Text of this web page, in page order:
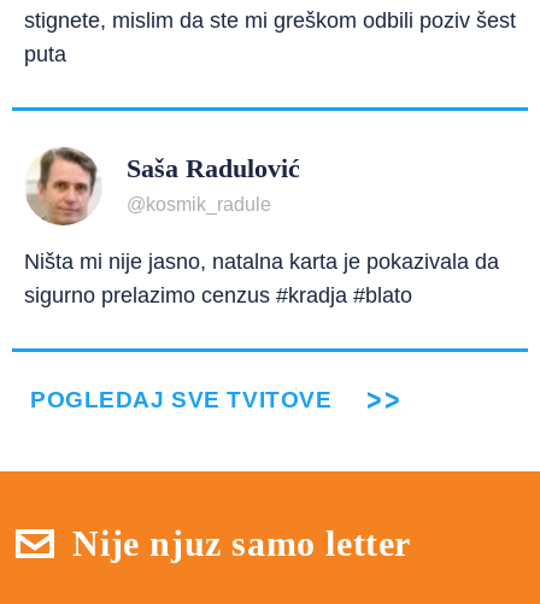
stignete, mislim da ste mi greškom odbili poziv šest
puta
Saša Radulović
@kosmik_radule
Ništa mi nije jasno, natalna karta je pokazivala da
sigurno prelazimo cenzus #kradja #blato
POGLEDAJ SVE TVITOVE
Nije njuz samo letter